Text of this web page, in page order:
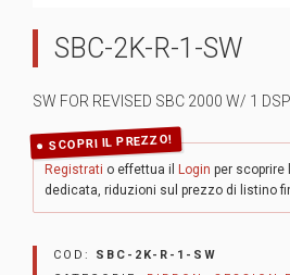
SBC-2K-R-1-SW
SW FOR REVISED SBC 2000 W/ 1
SCOPRI IL PREZZO!
Registrati o effettua il Login per
dedicata, riduzioni sul prezzo di listino
COD: SBC-2K-R-1-SW